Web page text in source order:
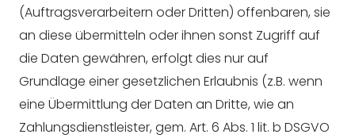
(Auftragsverarbeitern oder Dritten) offenbaren, sie
an diese übermitteln oder ihnen sonst Zugriff auf
die Daten gewähren, erfolgt dies nur auf
Grundlage einer gesetzlichen Erlaubnis (z.B. wenn
eine Übermittlung der Daten an Dritte, wie an
Zahlungsdienstleister, gem. Art. 6 Abs. 1 lit. b DSGVO